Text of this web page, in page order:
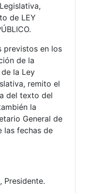
de LEY
previstos en los
de la
la Ley
remito el
del texto del
la
General de
las fechas de
Presidente.